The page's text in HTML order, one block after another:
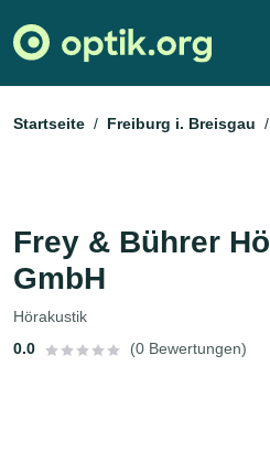
Startseite Freiburg i. Breisgau
Frey & Bührer
GmbH
Hörakustik
0.0
(0 Bewertungen)